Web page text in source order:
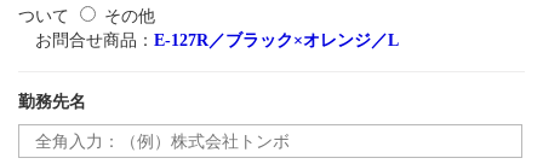
ついて
その他
お問合せ商品： E-127R／ブラック×オレンジ／L
勤務先名